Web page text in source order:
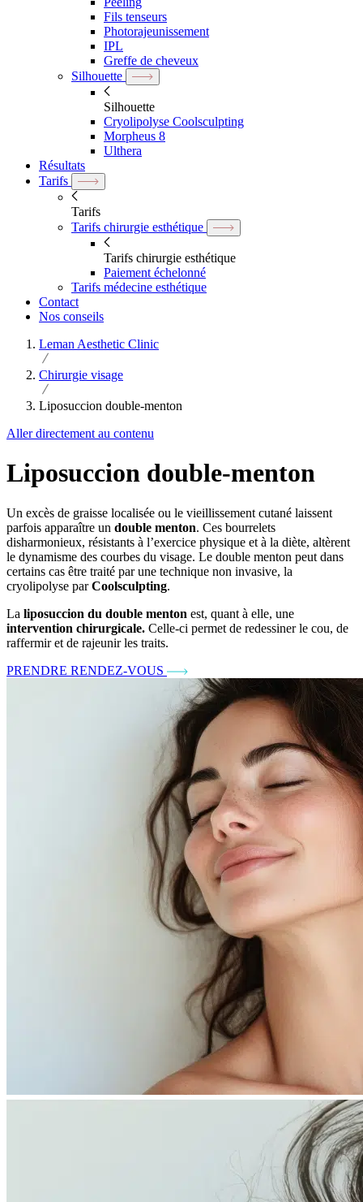
Fils tenseurs
Photorajeunissement
IPL
Greffe de cheveux
Silhouette
Silhouette
Cryolipolyse Coolsculpting
Morpheus 8
Ulthera
Résultats
Tarifs
Tarifs
Tarifs chirurgie esthétique
Tarifs chirurgie esthétique
Paiement échelonné
Tarifs médecine esthétique
Contact
Nos conseils
Leman Aesthetic Clinic
Chirurgie visage
Liposuccion double-menton
Aller directement au contenu
Liposuccion double-menton
Un excès de graisse localisée ou le vieillissement cutané laissent
parfois apparaître un double menton. Ces bourrelets
disharmonieux, résistants à l’exercice physique et à la diète, altèrent
le dynamisme des courbes du visage. Le double menton peut dans
certains cas être traité par une technique non invasive, la
cryolipolyse parCoolsculpting.
La liposuccion du double menton est, quant à elle, une
intervention chirurgicale. Celle-ci permet de redessiner le cou, de
raffermir et de rajeunir les traits.
PRENDRE RENDEZ-VOUS